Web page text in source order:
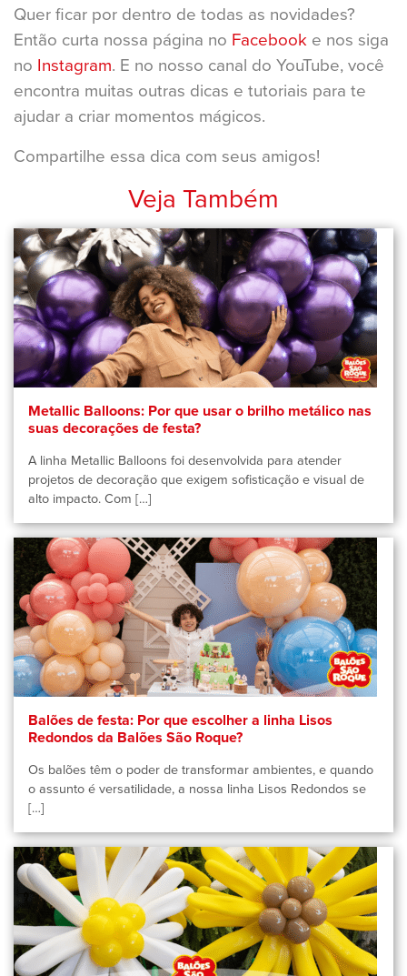
Quer ficar por dentro de todas as novidades?
Então curta nossa página no Facebook e nos siga
no Instagram. E no nosso canal do YouTube, você
encontra muitas outras dicas e tutoriais para te
ajudar a criar momentos mágicos.
Compartilhe essa dica com seus amigos!
Veja Também
Metallic Balloons: Por que usar o brilho metálico nas
suas decorações de festa?
A linha Metallic Balloons foi desenvolvida para atender
projetos de decoração que exigem sofisticação e visual de
alto impacto. Com […]
Balões de festa: Por que escolher a linha Lisos
Redondos da Balões São Roque?
Os balões têm o poder de transformar ambientes, e quando
o assunto é versatilidade, a nossa linha Lisos Redondos se
[…]